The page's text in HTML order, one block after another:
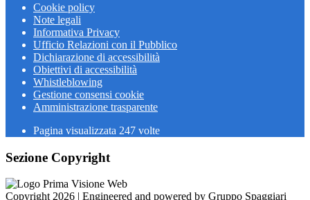
Cookie policy
Note legali
Informativa Privacy
Ufficio Relazioni con il Pubblico
Dichiarazione di accessibilità
Obiettivi di accessibilità
Whistleblowing
Gestione consensi cookie
Amministrazione trasparente
Pagina visualizzata 247 volte
Sezione Copyright
Copyright 2026 | Engineered and powered by Gruppo Spaggiari